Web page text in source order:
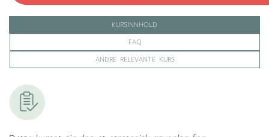
KURSINNHOLD
FAQ
ANDRE RELEVANTE KURS